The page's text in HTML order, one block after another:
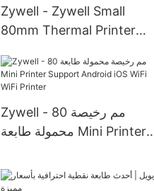
Zywell - Zywell Small
80mm Thermal Printer
Setsipts Printer with Paper
Roll Bill Printer
Zywell - 80 مم رخيصة
محمولة طابعة Mini Printer
WiFi Printer